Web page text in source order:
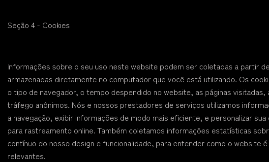
Seção 4 - Cookies
Informações sobre o seu uso neste website podem ser coletadas a partir
armazenadas diretamente no computador que você está utilizando. Os
o tipo de navegador, o tempo despendido no website, as páginas
tráfego anônimos. Nós e nossos prestadores de serviços utilizamos
a navegação, exibir informações de modo mais eficiente, e personalizar
para rastreamento online. Também coletamos informações estatísticas
contínuo do nosso design e funcionalidade, para entender como o website
relevantes.